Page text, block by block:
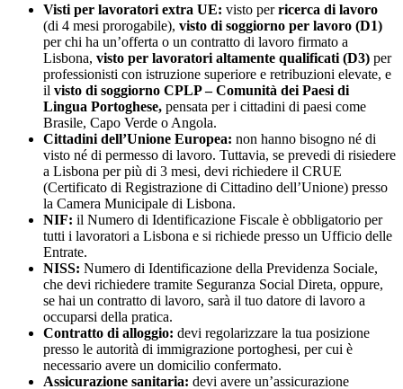
Visti per lavoratori extra UE: visto perricerca di lavoro
(di 4 mesi prorogabile), visto di soggiorno per lavoro (D1)
per chi ha un’offerta o un contratto di lavoro firmato a
Lisbona, visto per lavoratori altamente qualificati (D3) per
professionisti con istruzione superiore e retribuzioni elevate, e
il visto di soggiorno CPLP – Comunità dei Paesi di
Lingua Portoghese, pensata per i cittadini di paesi come
Brasile, Capo Verde o Angola.
Cittadini dell’Unione Europea: non hanno bisogno né di
visto né di permesso di lavoro. Tuttavia, se prevedi di risiedere
a Lisbona per più di 3 mesi, devi richiedere il CRUE
(Certificato di Registrazione di Cittadino dell’Unione) presso
la Camera Municipale di Lisbona.
NIF: il Numero di Identificazione Fiscale è obbligatorio per
tutti i lavoratori a Lisbona e si richiede presso un Ufficio delle
Entrate.
NISS: Numero di Identificazione della Previdenza Sociale,
che devi richiedere tramite Seguranza Social Direta, oppure,
se hai un contratto di lavoro, sarà il tuo datore di lavoro a
occuparsi della pratica.
Contratto di alloggio: devi regolarizzare la tua posizione
presso le autorità di immigrazione portoghesi, per cui è
necessario avere un domicilio confermato.
Assicurazione sanitaria: devi avere un’assicurazione